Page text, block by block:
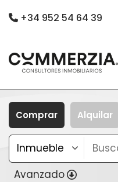
+34 952 54 64 39
Comprar Alquilar
Avanzado